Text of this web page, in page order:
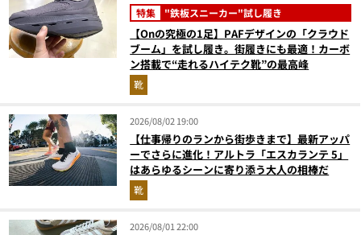
特集 "鉄板スニーカー"試し履き
【Onの究極の1足】PAFデザインの「クラウド
ブーム」を試し履き。街履きにも最適！カーボ
ン搭載で“走れるハイテク靴”の最高峰
靴
2026/08/02 19:00
【仕事帰りのランから街歩きまで】最新アッパ
ーでさらに進化！アルトラ「エスカランテ 5」
はあらゆるシーンに寄り添う大人の相棒だ
靴
2026/08/01 22:00